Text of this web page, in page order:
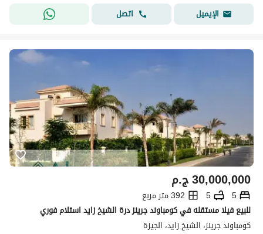
الإيميل اتصل
ج.م30,000,000
5
5
392 متر مربع
للبيع فيلا مستقله في كومباوند جرينز درة الشيخ زايد استلام فوري
كومباوند جرينز، الشيخ زايد، الجيزة